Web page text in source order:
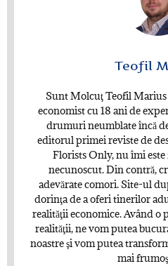
Teofil
Sunt Molcuţ Teofil
economist cu 18 ani de
drumuri neumblate încă
editorul primei reviste de
Florists Only, nu îmi este
necunoscut. Din contră,
adevărate comori. Site-ul
dorinţa de a oferi tinerilor
realităţii economice. Având o
realităţii, ne vom putea
noastre şi vom putea
mai